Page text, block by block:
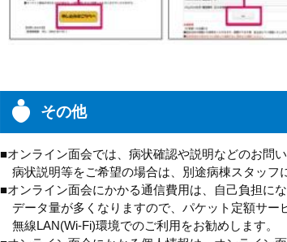
その他
■オンライン面会では、病状確認や説明などのお問
病状説明等をご希望の場合は、別途病棟スタッフ
■オンライン面会にかかる通信費用は、自己負担に
データ量が多くなりますので、パケット定額サー
無線LAN(Wi-Fi)環境でのご利用をお勧めします。